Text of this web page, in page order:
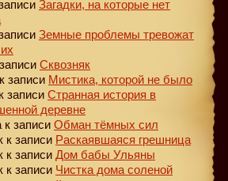
Загадки, на которые нет
Земные проблемы тревожат
Сквозняк
к записи Мистика, которой не было
к записи Странная история в
деревне
к записи Обман тёмных сил
к записи Раскаявшаяся грешница
к записи Дом бабы Ульяны
к записи Чистка дома соленой